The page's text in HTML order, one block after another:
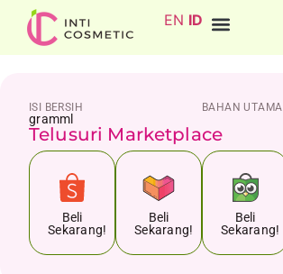
EN ID
ISI BERSIH
gramml
BAHAN UTAMA
Telusuri Marketplace
Beli
Sekarang!
Beli
Sekarang!
Beli
Sekarang!